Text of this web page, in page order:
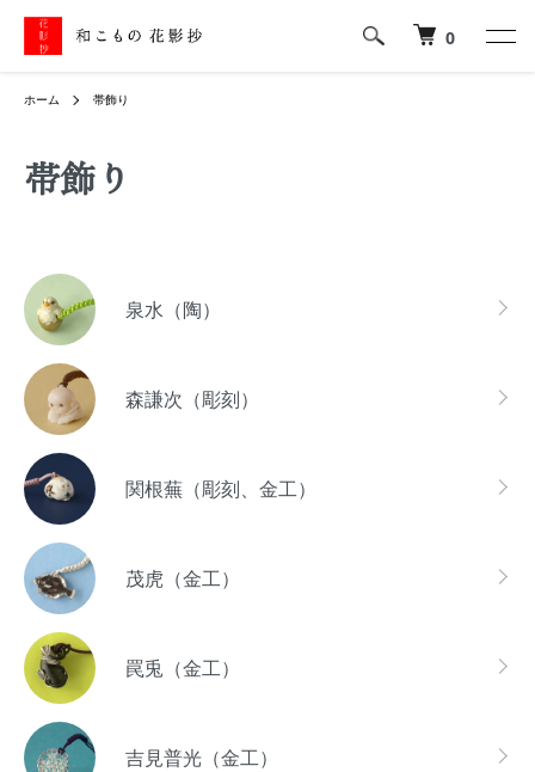
0
ホーム 帯飾り
帯飾り
泉水（陶）
森謙次（彫刻）
関根蕪（彫刻、金工）
茂虎（金工）
罠兎（金工）
吉見普光（金工）